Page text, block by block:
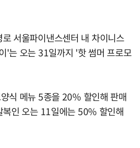
서울파이낸스센터 내 차이니스
'는 오는 31일까지 '핫 썸머 프로모
식 메뉴 5종을 20% 할인해 판매
복인 오는 11일에는 50% 할인해